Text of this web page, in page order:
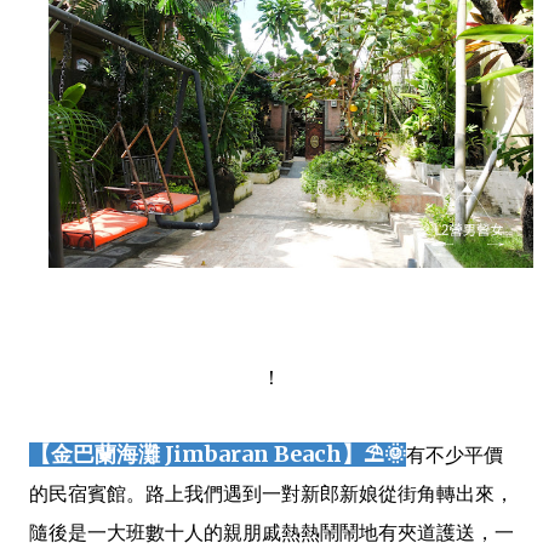
！
【金巴蘭海灘 Jimbaran Beach】⛱️🌞有不少平價
的民宿賓館。路上我們遇到一對新郎新娘從街角轉出來，
隨後是一大班數十人的親朋戚熱熱鬧鬧地有夾道護送，一